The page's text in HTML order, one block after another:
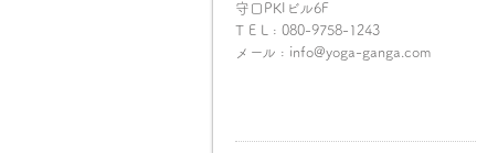
守口PKIビル6F
T E L : 080-9758-1243
メール : info@yoga-ganga.com